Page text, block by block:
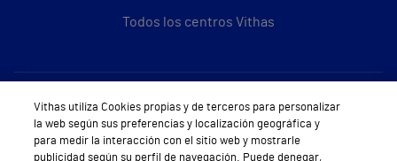
Todos los centros Vithas
Sobre Vithas
Quiénes somos
Vithas utiliza Cookies propias y de terceros para personalizar
la web según sus preferencias y localización geográfica y
para medir la interacción con el sitio web y mostrarle
publicidad según su perfil de navegación. Puede denegar,